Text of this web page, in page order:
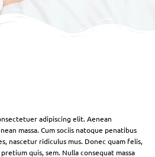
adipiscing elit. Aenean
massa. Cum sociis natoque penatibus
nascetur ridiculus mus. Donec quam felis,
quis, sem. Nulla consequat massa